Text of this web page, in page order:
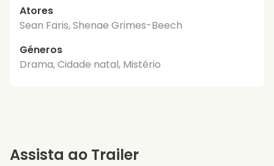
Atores
Sean Faris, Shenae Grimes-Beech
Géneros
Drama, Cidade natal, Mistério
Assista ao Trailer